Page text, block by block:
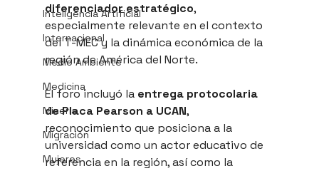
Inteligencia Artificial
Internacional
Medio Ambiente
Medicina
Minería
Migración
Mujeres
diferenciador estratégico,
especialmente relevante en el contexto
del T-MEC y la dinámica económica de la
región de América del Norte.
El foro incluyó la entrega protocolaria
de Placa Pearson a UCAN,
reconocimiento que posiciona a la
universidad como un actor educativo de
referencia en la región, así como la